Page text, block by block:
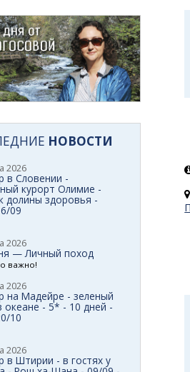
НОВОСТИ
2026
в Словении -
курорт Олимие -
долины здоровья -
09
2026
— Личный поход
важно!
2026
на Мадейре - зеленый
океане - 5* - 10 дней -
10
2026
в Штирии - в гостях у